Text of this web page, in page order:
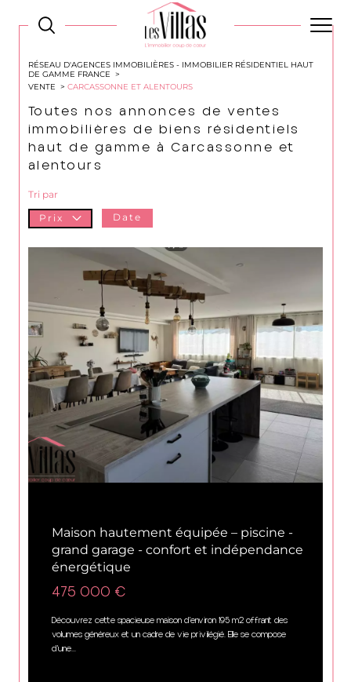
RÉSEAU D'AGENCES IMMOBILIÈRES - IMMOBILIER RÉSIDENTIEL HAUT
DE GAMME FRANCE
VENTE
CARCASSONNE ET ALENTOURS
Toutes nos annonces de ventes
immobilières de biens résidentiels
haut de gamme à Carcassonne et
alentours
Tri par
Prix Date
Maison hautement équipée – piscine -
grand garage - confort et indépendance
énergétique
475 000 €
Découvrez cette spacieuse maison d’environ 195 m2 offrant des
volumes généreux et un cadre de vie privilégié. Elle se compose
d’une...